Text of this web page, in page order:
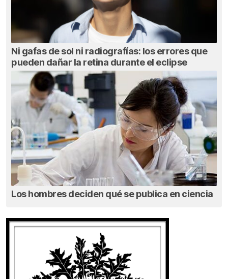
Ni gafas de sol ni radiografías: los errores que
pueden dañar la retina durante el eclipse
Los hombres deciden qué se publica en ciencia